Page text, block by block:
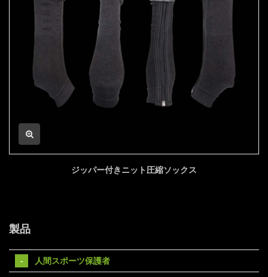
ジッパー付きニット圧縮ソックス
製品
人間スポーツ保護者